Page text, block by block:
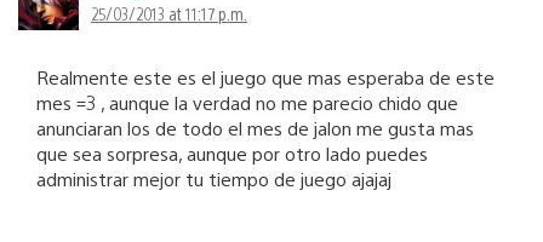
25/03/2013 at 11:17 p.m.
Realmente este es el juego que mas esperaba de este
mes =3 , aunque la verdad no me parecio chido que
anunciaran los de todo el mes de jalon me gusta mas
que sea sorpresa, aunque por otro lado puedes
administrar mejor tu tiempo de juego ajajaj